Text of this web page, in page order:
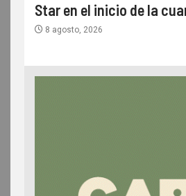
Star en el inicio de la
8 agosto, 2026